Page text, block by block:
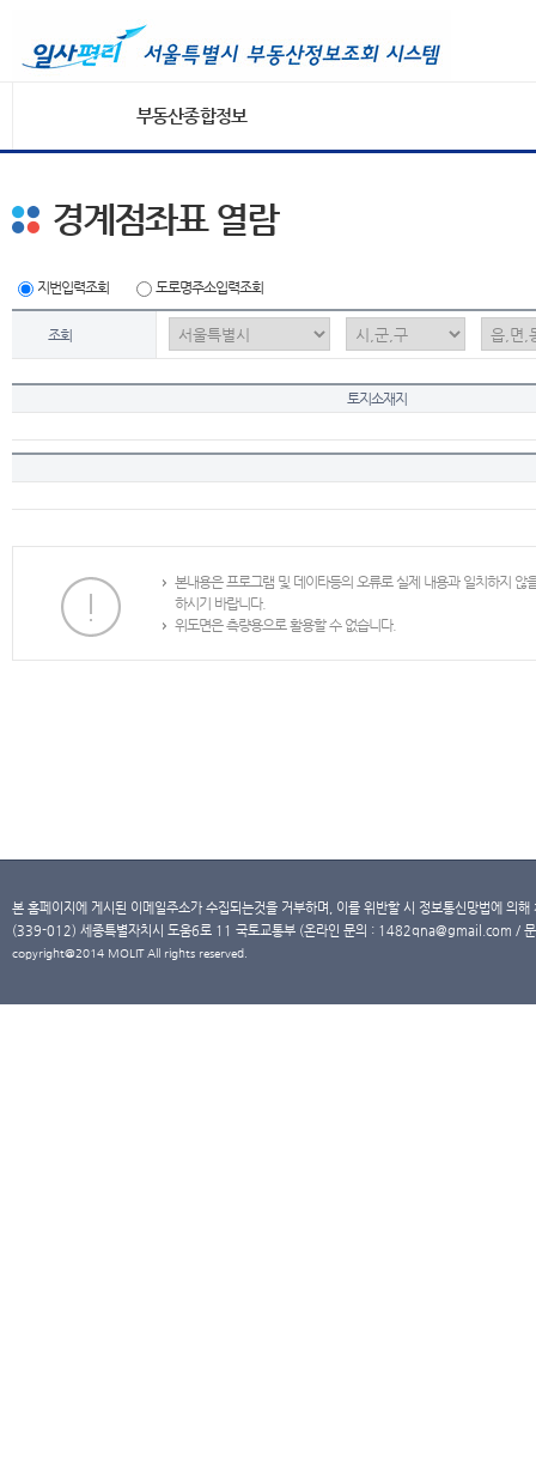
부동산종합정보
경계점좌표 열람
지번입력조회 도로명주소입력조회
조회
토지소재지
본내용은 프로그램 및 데이타등의 오류로 실제 내용과 일치하지
하시기 바랍니다.
위도면은 측량용으로 활용할 수 없습니다.
본 홈페이지에 게시된 이메일주소가 수집되는것을 거부하며, 이를 위반할 시 정보통신망법에 의
(339-012) 세종특별자치시 도움6로 11 국토교통부 (온라인 문의 : 1482qna@gmail.com /
copyright@2014 MOLIT All rights reserved.